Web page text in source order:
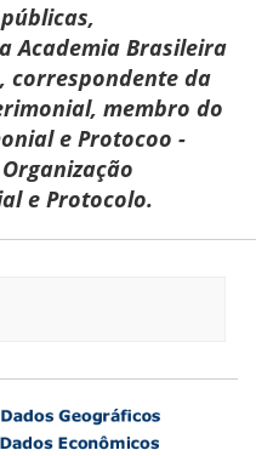
Academia Brasileira
correspondente da
membro do
e Protocoo -
e Protocolo.